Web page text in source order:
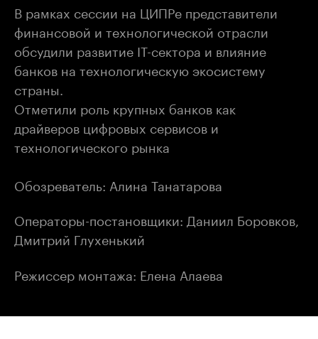
В рамках сессии на ЦИПРе представители
финансовой и технологической отрасли
обсудили развитие IT-сектора и влияние
банков на технологическую экосистему
страны.
Отметили роль крупных банков как
драйверов цифровых сервисов и
технологического рынка
Обозреватель: Алина Танатарова
Операторы-постановщики: Даниил Боровков,
Дмитрий Глухенький
Режиссер монтажа: Елена Алаева